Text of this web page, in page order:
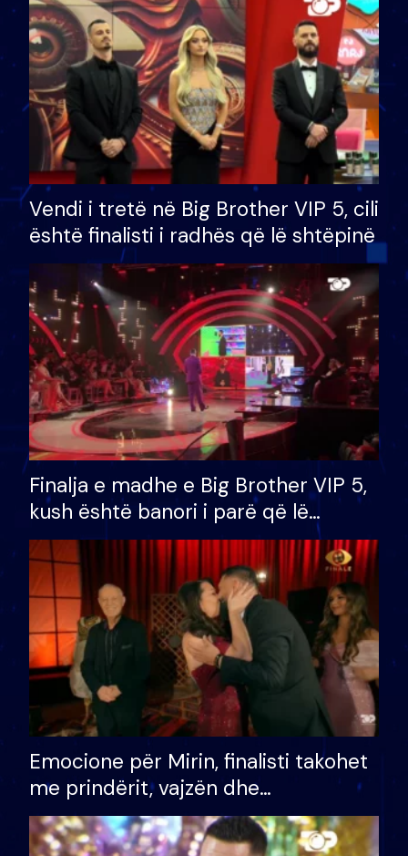
Vendi i tretë në Big Brother VIP 5, cili
është finalisti i radhës që lë shtëpinë
Finalja e madhe e Big Brother VIP 5,
kush është banori i parë që lë
shtëpinë dhe humb mundësinë për
të fituar çmimin e madh
Emocione për Mirin, finalisti takohet
me prindërit, vajzën dhe
bashkëshorten: S’kemi ndonjë letër
divorci apo jo?